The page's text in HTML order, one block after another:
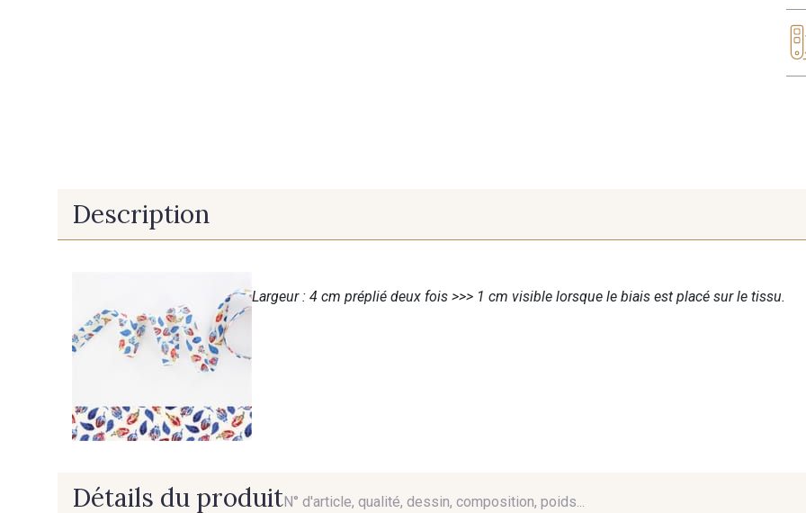
Description
Largeur : 4 cm préplié deux fois >>> 1 cm visible lorsque le biais est placé sur le tissu.
Détails du produitN° d'article, qualité, dessin, composition, poids...